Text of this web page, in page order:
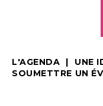
L'AGENDA
UNE
SOUMETTRE UN